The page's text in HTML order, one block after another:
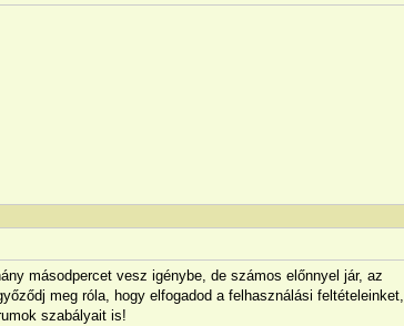
másodpercet vesz igénybe, de számos előnnyel jár, az
meg róla, hogy elfogadod a felhasználási feltételeinket,
szabályait is!